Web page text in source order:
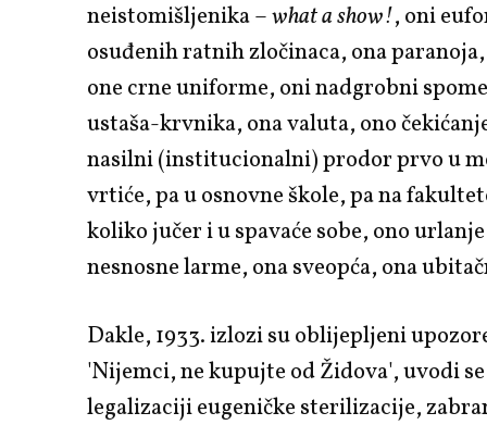
neistomišljenika –what a show!, oni
osuđenih ratnih zločinaca, ona
one crne uniforme, oni nadgrobni
ustaša-krvnika, ona valuta, ono
nasilni (institucionalni) prodor prvo u
vrtiće, pa u osnovne škole, pa na
koliko jučer i u spavaće sobe, ono
nesnosne larme, ona sveopća, ona
Dakle, 1933. izlozi su oblijepljeni
'Nijemci, ne kupujte od Židova', uvodi
legalizaciji eugeničke sterilizacije,